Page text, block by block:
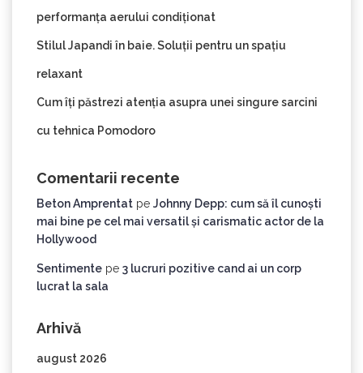
performanța aerului condiționat
Stilul Japandi în baie. Soluții pentru un spațiu
relaxant
Cum îți păstrezi atenția asupra unei singure sarcini
cu tehnica Pomodoro
Comentarii recente
Beton Amprentat pe Johnny Depp: cum să îl cunoști
mai bine pe cel mai versatil și carismatic actor de la
Hollywood
Sentimente pe 3 lucruri pozitive cand ai un corp
lucrat la sala
Arhivă
august 2026